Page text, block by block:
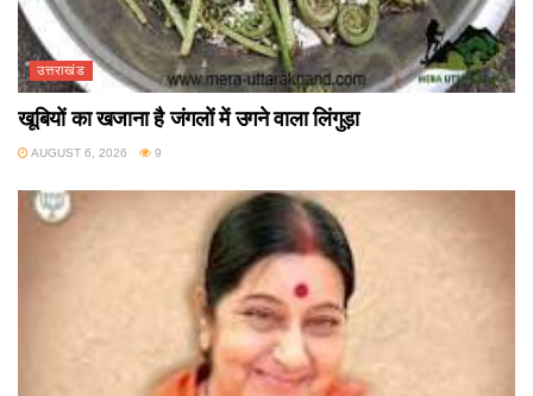
उत्तराखंड
खूबियों का खजाना है जंगलों में उगने वाला लिंगुड़ा
AUGUST 6, 2026 9